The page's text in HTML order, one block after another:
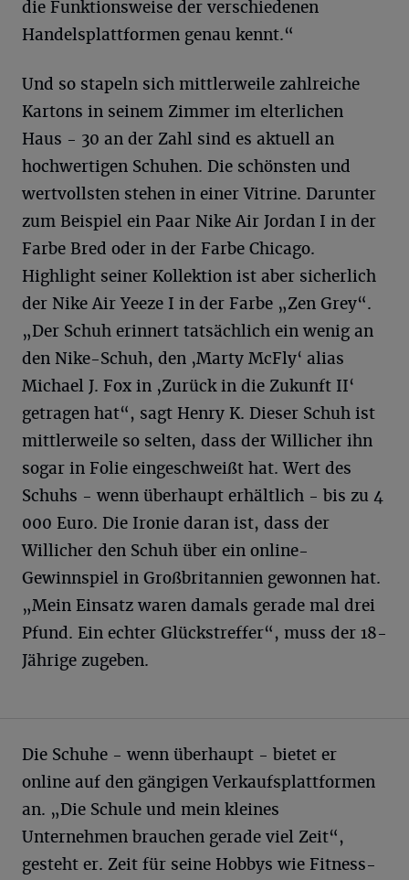
die Funktionsweise der verschiedenen
Handelsplattformen genau kennt.“
Und so stapeln sich mittlerweile zahlreiche
Kartons in seinem Zimmer im elterlichen
Haus - 30 an der Zahl sind es aktuell an
hochwertigen Schuhen. Die schönsten und
wertvollsten stehen in einer Vitrine. Darunter
zum Beispiel ein Paar Nike Air Jordan I in der
Farbe Bred oder in der Farbe Chicago.
Highlight seiner Kollektion ist aber sicherlich
der Nike Air Yeeze I in der Farbe „Zen Grey“.
„Der Schuh erinnert tatsächlich ein wenig an
den Nike-Schuh, den ‚Marty McFly‘ alias
Michael J. Fox in ‚Zurück in die Zukunft II‘
getragen hat“, sagt Henry K. Dieser Schuh ist
mittlerweile so selten, dass der Willicher ihn
sogar in Folie eingeschweißt hat. Wert des
Schuhs - wenn überhaupt erhältlich - bis zu 4
000 Euro. Die Ironie daran ist, dass der
Willicher den Schuh über ein online-
Gewinnspiel in Großbritannien gewonnen hat.
„Mein Einsatz waren damals gerade mal drei
Pfund. Ein echter Glückstreffer“, muss der 18-
Jährige zugeben.
Die Schuhe - wenn überhaupt - bietet er
online auf den gängigen Verkaufsplattformen
an. „Die Schule und mein kleines
Unternehmen brauchen gerade viel Zeit“,
gesteht er. Zeit für seine Hobbys wie Fitness-